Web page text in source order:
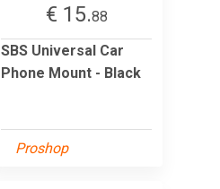
€ 15.88
SBS Universal Car
Phone Mount - Black
Proshop